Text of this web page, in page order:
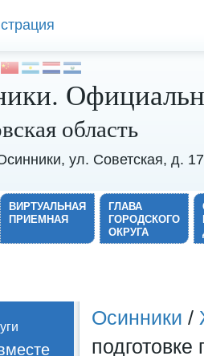
область
ул. Советская, д.
ВИРТУАЛЬНАЯ
ПРИЕМНАЯ
ГЛАВА
ГОРОДСКОГО
ОКРУГА
Осинники /